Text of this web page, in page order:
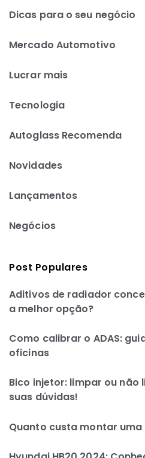
Dicas para o seu negócio
Mercado Automotivo
Lucrar mais
Tecnologia
Autoglass Recomenda
Novidades
Lançamentos
Negócios
Post Populares
Aditivos de radiador
a melhor opção?
Como calibrar o ADAS:
oficinas
Bico injetor: limpar ou não
suas dúvidas!
Quanto custa montar